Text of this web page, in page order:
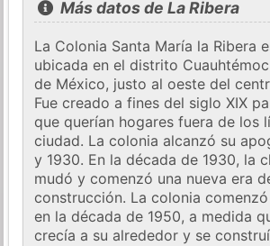
Más datos de La Ribera
La Colonia Santa María la Ribera
ubicada en el distrito
de México, justo al oeste del
Fue creado a fines del siglo XIX
que querían hogares fuera de los
ciudad. La colonia alcanzó su
y 1930. En la década de 1930, la
mudó y comenzó una nueva era
construcción. La colonia
en la década de 1950, a medida
crecía a su alrededor y se